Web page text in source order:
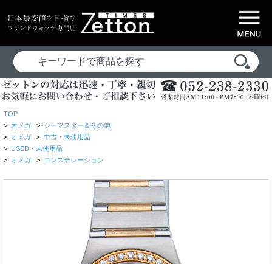
TOP
> オメガ > シーマスター＆その他
> オメガ > 中古・未使用品
> USED・未使用品
> オメガ > コンステレーション